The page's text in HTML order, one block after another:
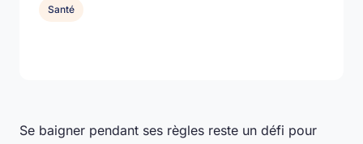
Se baigner pendant ses règles reste un défi pour
Santé